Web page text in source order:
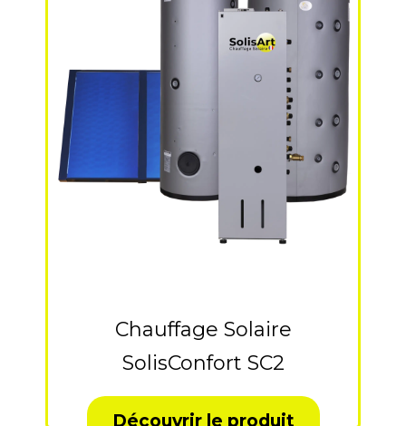
Chauffage Solaire
SolisConfort SC2
Découvrir le produit